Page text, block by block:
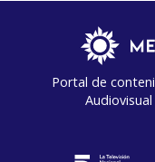
Portal de